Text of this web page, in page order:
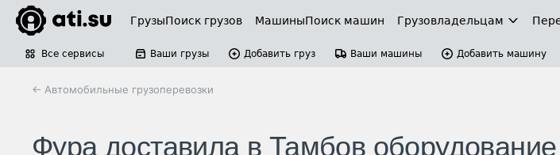
ГрузыПоиск грузов МашиныПоиск машин Грузовладельцам
Все сервисы Ваши грузы Добавить груз Ваши машины Добавить машину
← Автомобильные грузоперевозки
Фура доставила в Тамбов